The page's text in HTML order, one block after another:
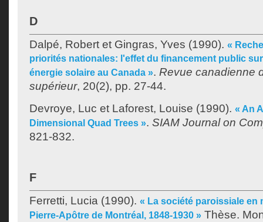
D
Dalpé, Robert et Gingras, Yves (1990). «
priorités nationales: l'effet du financement public
énergie solaire au Canada ». Revue canadienne
supérieur, 20(2), pp. 27-44.
Devroye, Luc et Laforest, Louise (1990). « An
Dimensional Quad Trees ». SIAM Journal on
821-832.
F
Ferretti, Lucia (1990). « La société paroissiale en
Pierre-Apôtre de Montréal, 1848-1930 » Thèse.